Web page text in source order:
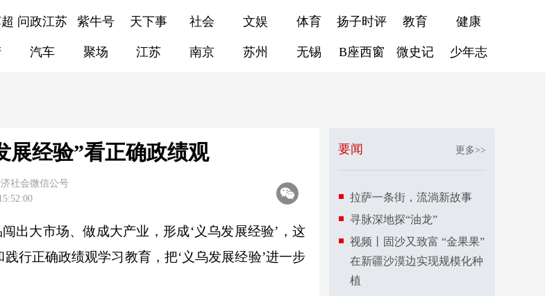
问政江苏 紫牛号 天下事 社会 文娱 体育 扬子时评 教育 健康
汽车 聚场 江苏 南京 苏州 无锡 B座西窗 微史记 少年志
展经验”看正确政绩观
社会微信公号
大市场、做成大产业，形成‘义乌发展经验’，这
行正确政绩观学习教育，把‘义乌发展经验’进一步
要闻 更多>>
拉萨一条街，流淌新故事
寻脉深地探“油龙”
视频丨固沙又致富 “金果果”
在新疆沙漠边实现规模化种
植